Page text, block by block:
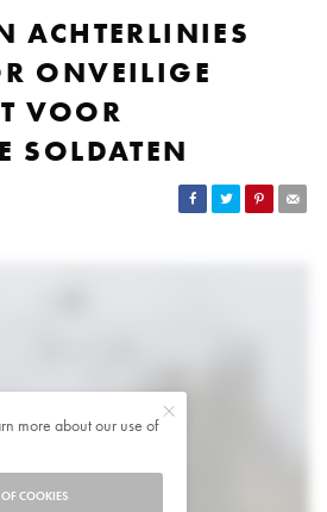
ACHTERLINIES
ONVEILIGE
VOOR
SOLDATEN
more about our use of
OF COOKIES